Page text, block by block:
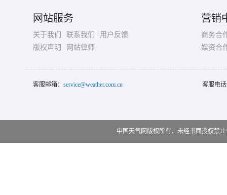
网站服务
关于我们 联系我们
用户反馈
版权声明
网站律师
营销
商务合
媒资合
客服邮箱： service@weather.com.cn 客服电
中国天气网版权所有，未经书面授权